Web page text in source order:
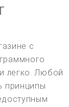
с
легко. Любой
принципы